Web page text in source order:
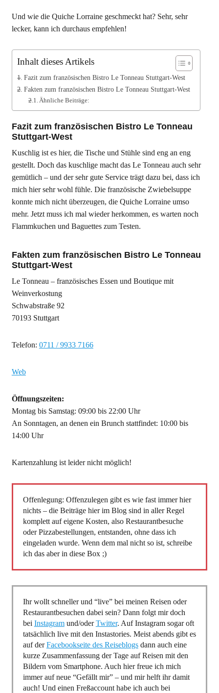
Und wie die Quiche Lorraine geschmeckt hat? Sehr, sehr
lecker, kann ich durchaus empfehlen!
Inhalt dieses Artikels
Fazit zum französischen Bistro Le Tonneau Stuttgart-West
Fakten zum französischen Bistro Le Tonneau Stuttgart-West
Ähnliche Beiträge:
Fazit zum französischen Bistro Le Tonneau
Stuttgart-West
Kuschlig ist es hier, die Tische und Stühle sind eng an eng
gestellt. Doch das kuschlige macht das Le Tonneau auch sehr
gemütlich – und der sehr gute Service trägt dazu bei, dass ich
mich hier sehr wohl fühle. Die französische Zwiebelsuppe
konnte mich nicht überzeugen, die Quiche Lorraine umso
mehr. Jetzt muss ich mal wieder herkommen, es warten noch
Flammkuchen und Baguettes zum Testen.
Fakten zum französischen Bistro Le Tonneau
Stuttgart-West
Le Tonneau – französisches Essen und Boutique mit
Weinverkostung
Schwabstraße 92
70193 Stuttgart
Telefon: 0711 / 9933 7166
Web
Öffnungszeiten:
Montag bis Samstag: 09:00 bis 22:00 Uhr
An Sonntagen, an denen ein Brunch stattfindet: 10:00 bis
14:00 Uhr
Kartenzahlung ist leider nicht möglich!
Offenlegung: Offenzulegen gibt es wie fast immer hier
nichts – die Beiträge hier im Blog sind in aller Regel
komplett auf eigene Kosten, also Restaurantbesuche
oder Pizzabestellungen, entstanden, ohne dass ich
eingeladen wurde. Wenn dem mal nicht so ist, schreibe
ich das aber in diese Box ;)
Ihr wollt schneller und “live” bei meinen Reisen oder
Restaurantbesuchen dabei sein? Dann folgt mir doch
bei Instagramund/oderTwitter. Auf Instagram sogar oft
tatsächlich live mit den Instastories. Meist abends gibt es
auf derFacebookseite des Reiseblogsdann auch eine
kurze Zusammenfassung der Tage auf Reisen mit den
Bildern vom Smartphone. Auch hier freue ich mich
immer auf neue “Gefällt mir” – und mir helft ihr damit
auch! Und einen Freßaccount habe ich auch bei